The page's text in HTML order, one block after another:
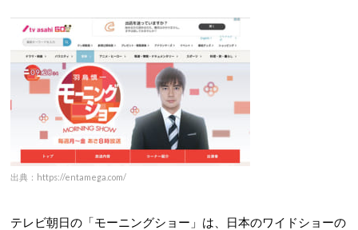
出典：https://entamega.com/
テレビ朝日の「モーニングショー」は、日本のワイドショーの